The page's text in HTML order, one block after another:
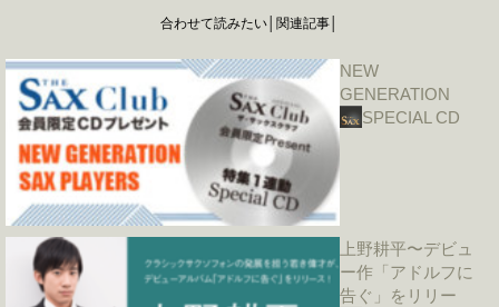
合わせて読みたい│関連記事│
NEW
GENERATION
SPECIAL CD
上野耕平〜デビュ
ー作「アドルフに
告ぐ」をリリー